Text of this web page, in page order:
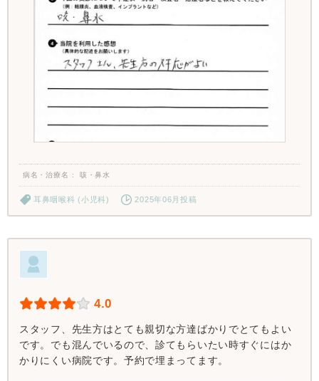
病名・治療名 咳・鼻水
耳鼻咽喉科 (小児科) 2025年06月投稿
4.0
スタッフ、先生方はとても親切な方達ばかりでとてもよい
です。でも混んでいるので、診てもらいたい時すぐにはか
かりにくい病院です。予約で埋まってます。